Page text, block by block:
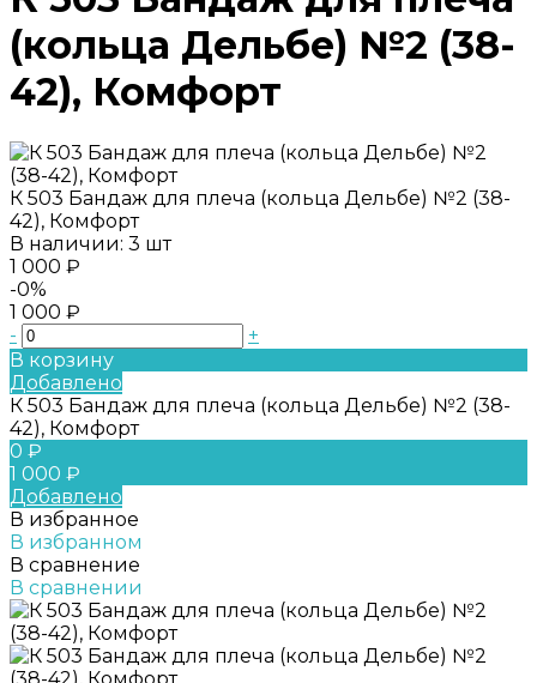
(кольца Дельбе) №2 (38-
42), Комфорт
К 503 Бандаж для плеча (кольца Дельбе) №2 (38-
42), Комфорт
В наличии: 3 шт
1 000 ₽
-0%
1 000 ₽
-
+
В корзину
Добавлено
К 503 Бандаж для плеча (кольца Дельбе) №2 (38-
42), Комфорт
0 ₽
1 000 ₽
Добавлено
В избранное
В избранном
В сравнение
В сравнении